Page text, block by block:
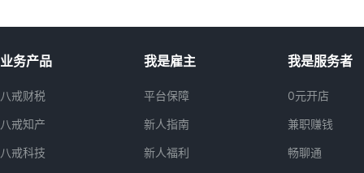
业务产品
八戒财税
八戒知产
八戒科技
我是雇主
平台保障
新人指南
新人福利
我是服务者
0元开店
兼职赚钱
畅聊通